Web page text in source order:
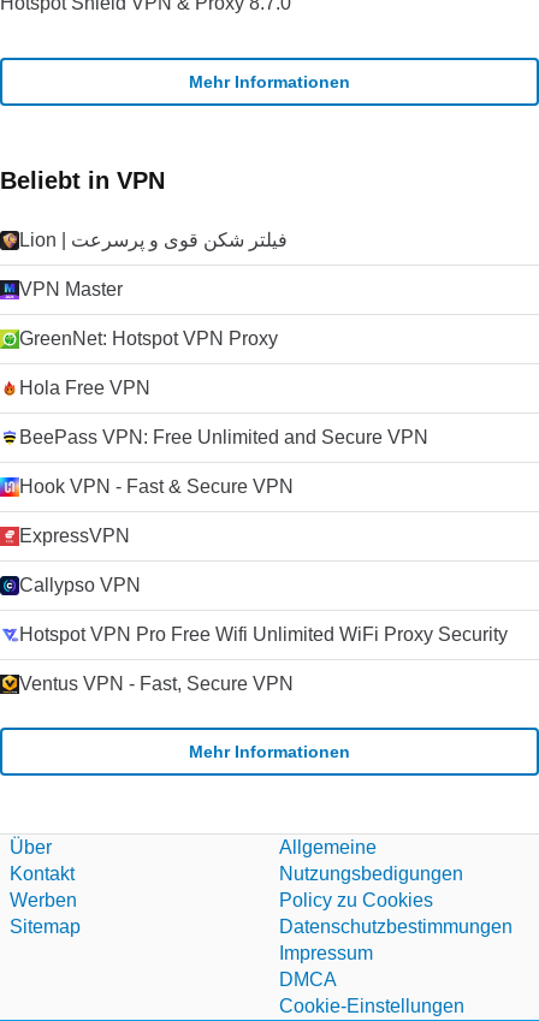
Mehr Informationen
Beliebt in VPN
Lion | فیلتر شکن قوی و پرسرعت
VPN Master
GreenNet: Hotspot VPN Proxy
Hola Free VPN
BeePass VPN: Free Unlimited and Secure VPN
Hook VPN - Fast & Secure VPN
ExpressVPN
Callypso VPN
Hotspot VPN Pro Free Wifi Unlimited WiFi Proxy Security
Ventus VPN - Fast, Secure VPN
Mehr Informationen
Über
Kontakt
Werben
Sitemap
Allgemeine
Nutzungsbedigungen
Policy zu Cookies
Datenschutzbestimmungen
Impressum
DMCA
Cookie-Einstellungen